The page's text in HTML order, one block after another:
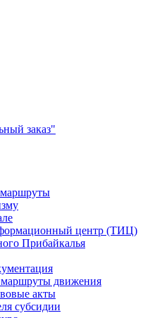
заказ"
маршруты
центр (ТИЦ)
Прибайкалья
движения
акты
субсидии